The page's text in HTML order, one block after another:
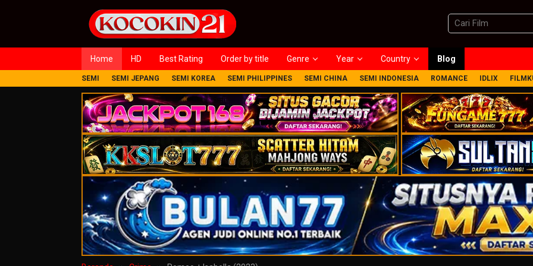
Home HD Best Rating Order by title Genre Year Country Blog
SEMI SEMI JEPANG SEMI KOREA SEMI PHILIPPINES SEMI CHINA SEMI INDONESIA ROMANCE IDLIX